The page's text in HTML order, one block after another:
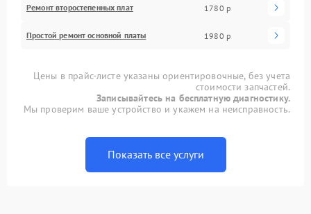
Ремонт второстепенных плат 1780 р
Простой ремонт основной платы 1980 р
Цены в прайс-листе указаны ориентировочные, без учета
стоимости запчастей.
Записывайтесь на бесплатную диагностику.
Мы проверим ваше устройство и укажем на неисправность.
Показать все услуги